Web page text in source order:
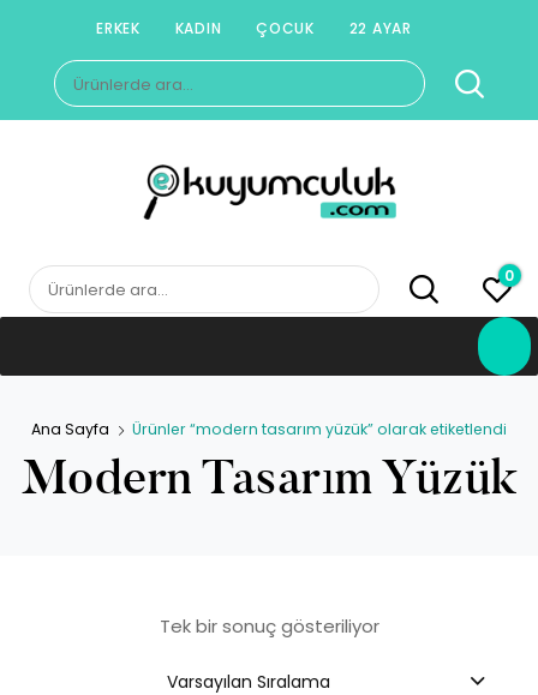
content
ERKEK KADIN ÇOCUK 22 AYAR
Ara:
E-KUYUMCULUK
Herkesin Kuyumcusu
Ara: 0
Ana Sayfa Ürünler “modern tasarım yüzük” olarak etiketlendi
Modern Tasarım Yüzük
Tek bir sonuç gösteriliyor
Varsayılan Sıralama